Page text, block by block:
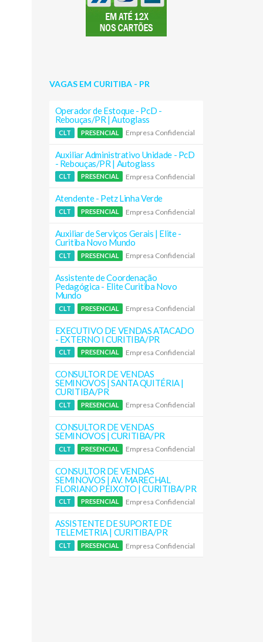
VAGAS EM CURITIBA - PR
Operador de Estoque - PcD -
Rebouças/PR | Autoglass
CLT PRESENCIAL Empresa Confidencial
Auxiliar Administrativo Unidade - PcD
- Rebouças/PR | Autoglass
CLT PRESENCIAL Empresa Confidencial
Atendente - Petz Linha Verde
CLT PRESENCIAL Empresa Confidencial
Auxiliar de Serviços Gerais | Elite -
Curitiba Novo Mundo
CLT PRESENCIAL Empresa Confidencial
Assistente de Coordenação
Pedagógica - Elite Curitiba Novo
Mundo
CLT PRESENCIAL Empresa Confidencial
EXECUTIVO DE VENDAS ATACADO
- EXTERNO I CURITIBA/PR
CLT PRESENCIAL Empresa Confidencial
CONSULTOR DE VENDAS
SEMINOVOS | SANTA QUITÉRIA |
CURITIBA/PR
CLT PRESENCIAL Empresa Confidencial
CONSULTOR DE VENDAS
SEMINOVOS | CURITIBA/PR
CLT PRESENCIAL Empresa Confidencial
CONSULTOR DE VENDAS
SEMINOVOS | AV. MARECHAL
FLORIANO PEIXOTO | CURITIBA/PR
CLT PRESENCIAL Empresa Confidencial
ASSISTENTE DE SUPORTE DE
TELEMETRIA | CURITIBA/PR
CLT PRESENCIAL Empresa Confidencial